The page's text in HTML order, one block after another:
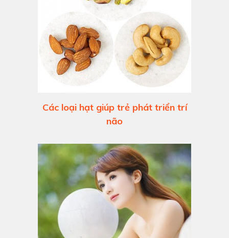
Các loại hạt giúp trẻ phát triển trí
não